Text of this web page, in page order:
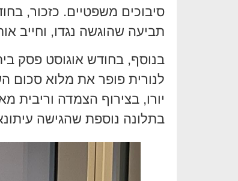
סיבוכים משפטיים. כזכור,
תביעה שהוגשה נגדו, וחייב
בנוסף, בחודש אוגוסט פסק
יורו, בצירוף הצמדה
בתלונה נוספת שהגישה